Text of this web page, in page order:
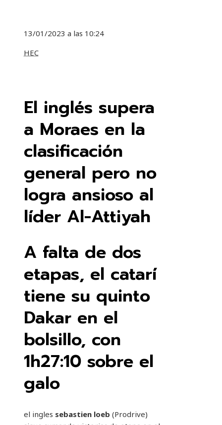
13/01/2023 a las 10:24
HEC
El inglés supera
a Moraes en la
clasificación
general pero no
logra ansioso al
líder Al-Attiyah
A falta de dos
etapas, el catarí
tiene su quinto
Dakar en el
bolsillo, con
1h27:10 sobre el
galo
el ingles sebastien loeb (Prodrive)